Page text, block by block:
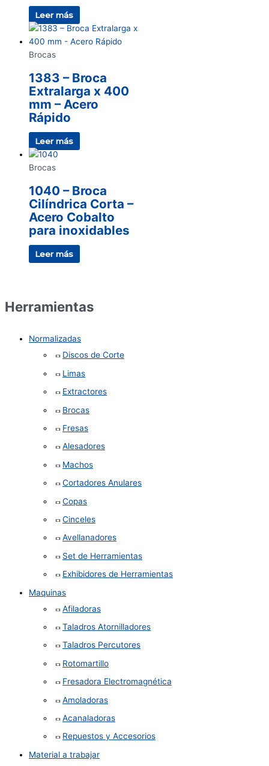
Leer más
Brocas
1383 – Broca
Extralarga x 400
mm – Acero
Rápido
Leer más
Brocas
1040 – Broca
Cilíndrica Corta –
Acero Cobalto
para inoxidables
Leer más
Herramientas
Normalizadas
Discos de Corte
Limas
Extractores
Brocas
Fresas
Alesadores
Machos
Cortadores Anulares
Copas
Cinceles
Avellanadores
Set de Herramientas
Exhibidores de Herramientas
Maquinas
Afiladoras
Taladros Atornilladores
Taladros Percutores
Rotomartillo
Fresadora Electromagnética
Amoladoras
Acanaladoras
Repuestos y Accesorios
Material a trabajar